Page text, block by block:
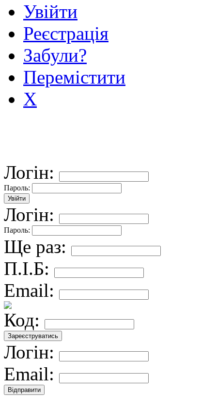
Увійти
Реєстрація
Забули?
Перемістити
X
Логін:
Пароль:
Логін:
Пароль:
Ще раз:
П.І.Б:
Email:
Код:
Логін:
Email: